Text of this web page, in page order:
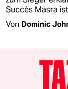
Succès Masra
Von Dominic